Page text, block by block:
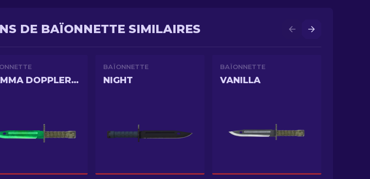
DE BAÏONNETTE SIMILAIRES
GAMMA DOPPLER EMERALD
BAÏONNETTE
NIGHT
BAÏONNETTE
VANILLA